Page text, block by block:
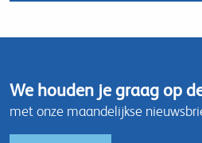
We houden je graag op
met onze maandelijkse